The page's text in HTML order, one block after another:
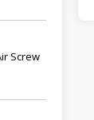
Screw